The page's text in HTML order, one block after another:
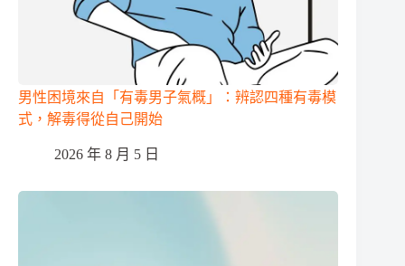
男性困境來自「有毒男子氣概」：辨認四種有毒模
式，解毒得從自己開始
2026 年 8 月 5 日